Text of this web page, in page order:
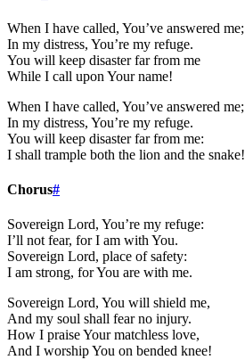
When I have called, You’ve answered me;
In my distress, You’re my refuge.
You will keep disaster far from me
While I call upon Your name!
When I have called, You’ve answered me;
In my distress, You’re my refuge.
You will keep disaster far from me:
I shall trample both the lion and the snake!
Chorus#
Sovereign Lord, You’re my refuge:
I’ll not fear, for I am with You.
Sovereign Lord, place of safety:
I am strong, for You are with me.
Sovereign Lord, You will shield me,
And my soul shall fear no injury.
How I praise Your matchless love,
And I worship You on bended knee!